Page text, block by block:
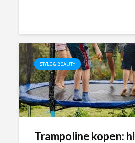
STYLE & BEAUTY
Trampoline kopen: